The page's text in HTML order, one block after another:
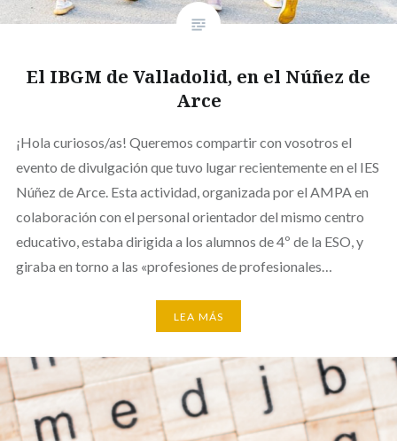
El IBGM de Valladolid, en el Núñez de
Arce
¡Hola curiosos/as! Queremos compartir con vosotros el
evento de divulgación que tuvo lugar recientemente en el IES
Núñez de Arce. Esta actividad, organizada por el AMPA en
colaboración con el personal orientador del mismo centro
educativo, estaba dirigida a los alumnos de 4º de la ESO, y
giraba en torno a las «profesiones de profesionales…
LEA MÁS